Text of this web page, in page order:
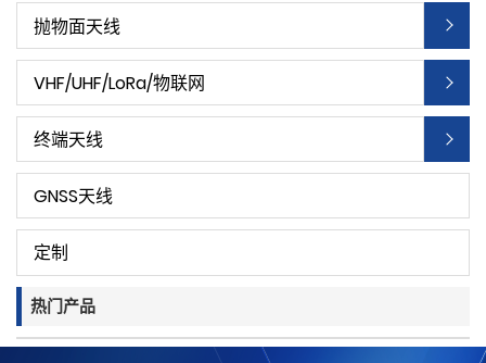
抛物面天线
VHF/UHF/LoRa/物联网
终端天线
GNSS天线
定制
热门产品